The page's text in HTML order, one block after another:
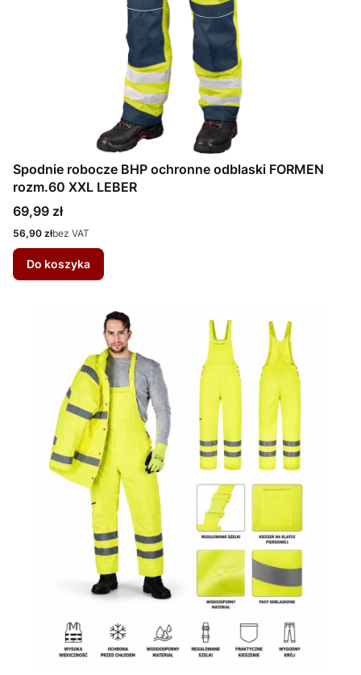
Spodnie robocze BHP ochronne odblaski FORMEN
rozm.60 XXL LEBER
Cena
69,99 zł
Cena
56,90 złbez VAT
Do koszyka